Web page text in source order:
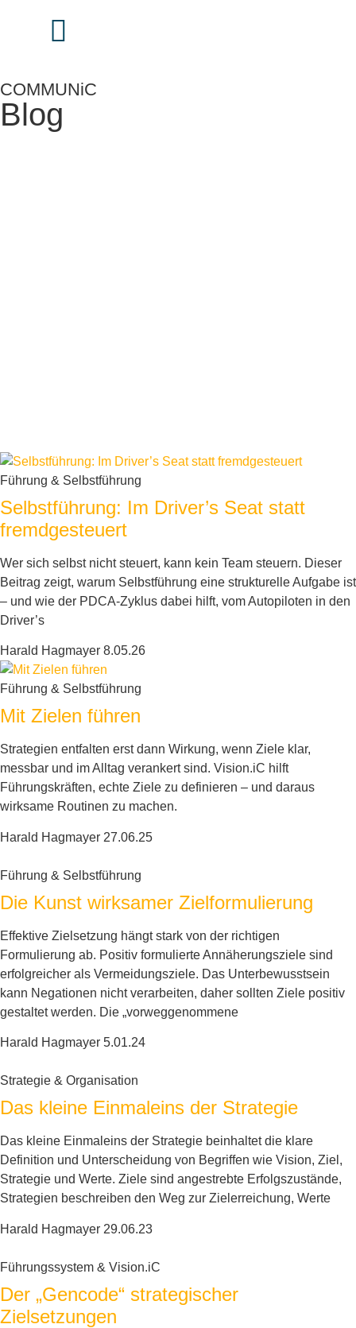
COMMUNiC
Blog
Führung & Selbstführung
Selbstführung: Im Driver’s Seat statt
fremdgesteuert
Wer sich selbst nicht steuert, kann kein Team steuern. Dieser
Beitrag zeigt, warum Selbstführung eine strukturelle Aufgabe ist
– und wie der PDCA-Zyklus dabei hilft, vom Autopiloten in den
Driver’s
Harald Hagmayer 8.05.26
Führung & Selbstführung
Mit Zielen führen
Strategien entfalten erst dann Wirkung, wenn Ziele klar,
messbar und im Alltag verankert sind. Vision.iC hilft
Führungskräften, echte Ziele zu definieren – und daraus
wirksame Routinen zu machen.
Harald Hagmayer 27.06.25
Führung & Selbstführung
Die Kunst wirksamer Zielformulierung
Effektive Zielsetzung hängt stark von der richtigen
Formulierung ab. Positiv formulierte Annäherungsziele sind
erfolgreicher als Vermeidungsziele. Das Unterbewusstsein
kann Negationen nicht verarbeiten, daher sollten Ziele positiv
gestaltet werden. Die „vorweggenommene
Harald Hagmayer 5.01.24
Strategie & Organisation
Das kleine Einmaleins der Strategie
Das kleine Einmaleins der Strategie beinhaltet die klare
Definition und Unterscheidung von Begriffen wie Vision, Ziel,
Strategie und Werte. Ziele sind angestrebte Erfolgszustände,
Strategien beschreiben den Weg zur Zielerreichung, Werte
Harald Hagmayer 29.06.23
Führungssystem & Vision.iC
Der „Gencode“ strategischer
Zielsetzungen